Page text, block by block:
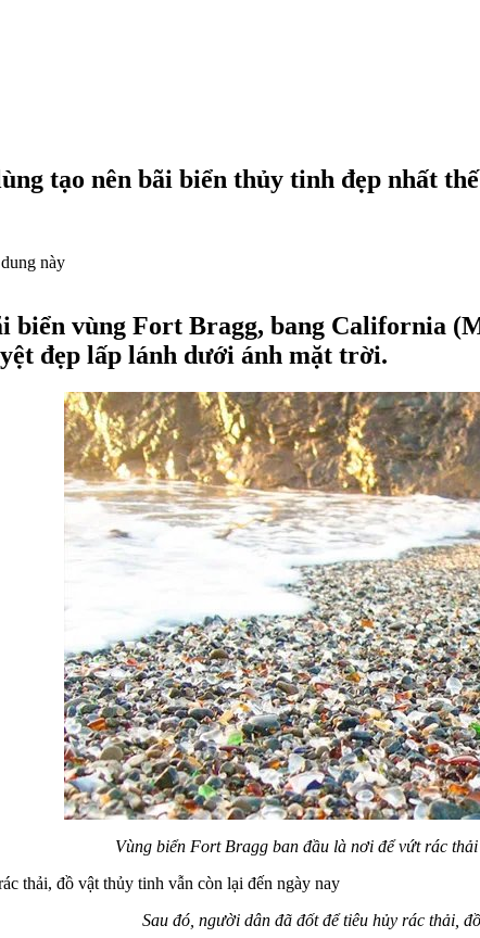
tạo nên bãi biển thủy tinh đẹp nhất
này
biển vùng Fort Bragg, bang California
đẹp lấp lánh dưới ánh mặt trời.
Vùng biển Fort Bragg ban đầu là nơi để vứt rác
Sau đó, người dân đã đốt để tiêu hủy rác thải,